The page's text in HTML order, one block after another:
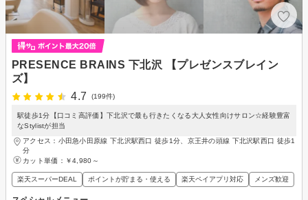
PRESENCE BRAINS 下北沢 【プレゼンスブレイン
ズ】
4.7
(199件)
駅徒歩1分【口コミ高評価】下北沢で最も行きたくなる大人女性向けサロン☆経験豊富
なStylistが担当
アクセス：小田急小田原線 下北沢駅西口 徒歩1分、京王井の頭線 下北沢駅西口 徒歩1
分
カット単価： ￥4,980～
楽天スーパーDEAL ポイントが貯まる・使える 楽天ペイアプリ対応 メンズ歓迎